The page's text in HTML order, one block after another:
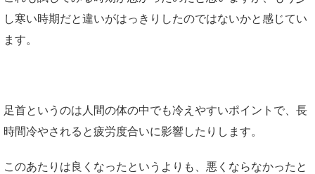
し寒い時期だと違いがはっきりしたのではないかと感じてい
ます。
足首というのは人間の体の中でも冷えやすいポイントで、長
時間冷やされると疲労度合いに影響したりします。
このあたりは良くなったというよりも、悪くならなかったと